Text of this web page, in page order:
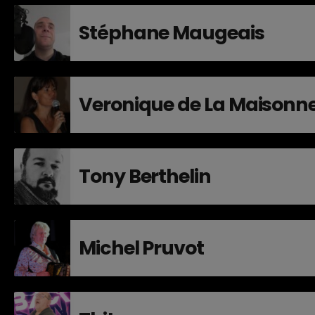
Stéphane Maugeais
Veronique de La
Tony Berthelin
Michel Pruvot